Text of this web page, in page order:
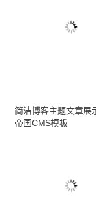
简洁博客主题文章展
帝国CMS模板